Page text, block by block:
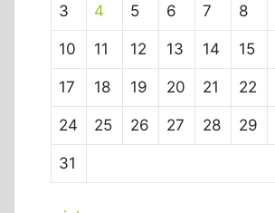
3 4 5 6 7 8
10 11 12 13 14 15
17 18 19 20 21 22
24 25 26 27 28 29
31